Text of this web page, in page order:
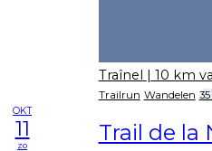
Traînel | 10 km
Trailrun Wandelen
OKT
11
zo Trail de la